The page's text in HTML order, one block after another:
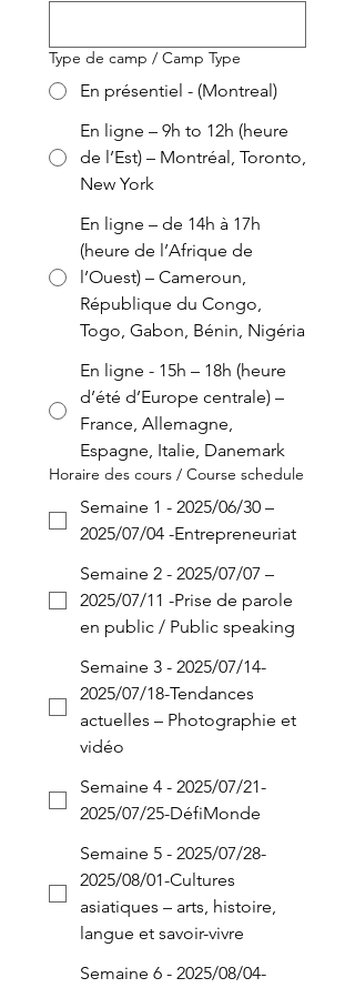
Type de camp / Camp Type
En présentiel - (Montreal)
En ligne – 9h to 12h (heure
de l’Est) – Montréal, Toronto,
New York
En ligne – de 14h à 17h
(heure de l’Afrique de
l’Ouest) – Cameroun,
République du Congo,
Togo, Gabon, Bénin, Nigéria
En ligne - 15h – 18h (heure
d’été d’Europe centrale) –
France, Allemagne,
Espagne, Italie, Danemark
Horaire des cours / Course schedule
Semaine 1 - 2025/06/30 –
2025/07/04 -Entrepreneuriat
Semaine 2 - 2025/07/07 –
2025/07/11 -Prise de parole
en public / Public speaking
Semaine 3 - 2025/07/14-
2025/07/18-Tendances
actuelles – Photographie et
vidéo
Semaine 4 - 2025/07/21-
2025/07/25-DéfiMonde
Semaine 5 - 2025/07/28-
2025/08/01-Cultures
asiatiques – arts, histoire,
langue et savoir-vivre
Semaine 6 - 2025/08/04-